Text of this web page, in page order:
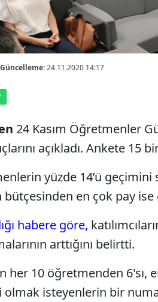
24.11.2020 14:17
24 Kasım Öğretmenler
açıkladı. Ankete 15
yüzde 14’ü geçimini
en çok pay ise
habere göre,
arttığını belirtti.
her 10 öğretmenden 6'sı,
olmak isteyenlerin bir